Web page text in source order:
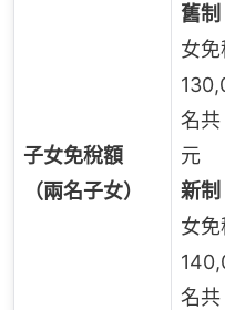
子女免稅額
（兩名子女）
舊制
女
名
元
新制
女
名